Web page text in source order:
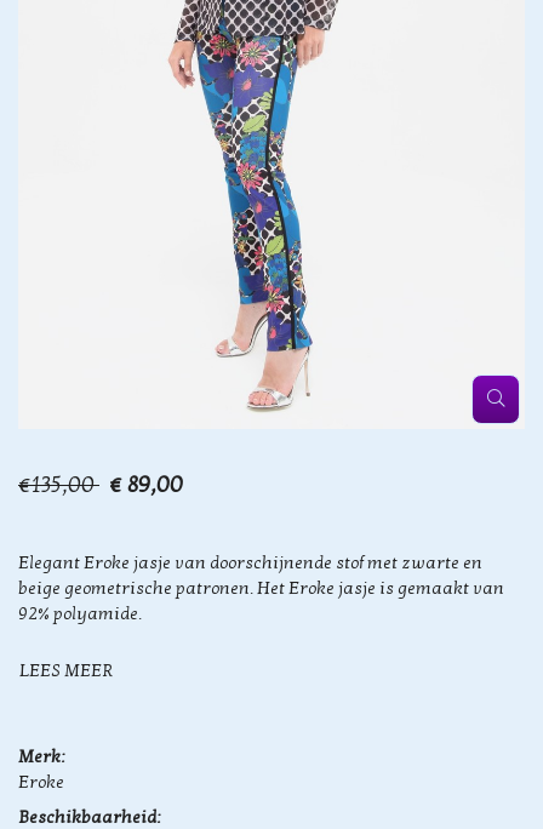
€135,00 € 89,00
Elegant Eroke jasje van doorschijnende stof met zwarte en
beige geometrische patronen. Het Eroke jasje is gemaakt van
92% polyamide.
LEES MEER
Merk:
Eroke
Beschikbaarheid: